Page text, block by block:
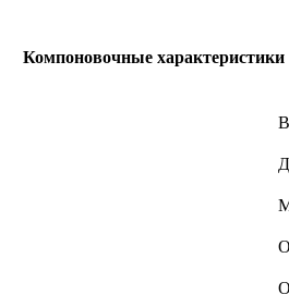
Компоновочные характеристики